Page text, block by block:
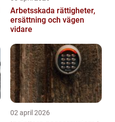
Arbetsskada rättigheter,
ersättning och vägen
vidare
02 april 2026